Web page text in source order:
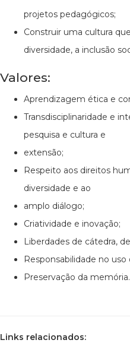
projetos pedagógicos;
Construir uma cultura
diversidade, a inclusão
Valores:
Aprendizagem ética e
Transdisciplinaridade e
pesquisa e cultura e
extensão;
Respeito aos direitos
diversidade e ao
amplo diálogo;
Criatividade e inovação;
Liberdades de cátedra,
Responsabilidade no
Preservação da memória.
Links relacionados: